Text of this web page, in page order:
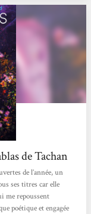
de Tachan
de l’année, un
ses titres car elle
me repoussent
poétique et engagée